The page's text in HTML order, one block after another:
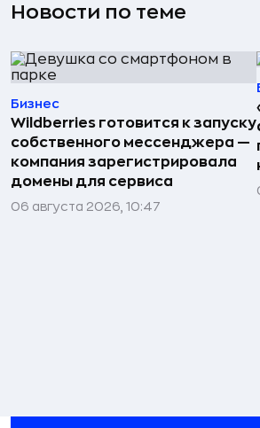
Новости по теме
Бизнес
Wildberries готовится к запуску
собственного мессенджера —
компания зарегистрировала
домены для сервиса
06 августа 2026, 10:47